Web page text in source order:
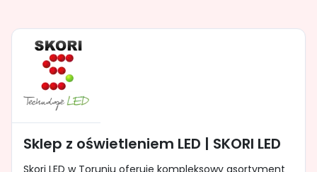
Sklep z oświetleniem LED | SKORI LED
Skori LED w Toruniu oferuje kompleksowy asortyment